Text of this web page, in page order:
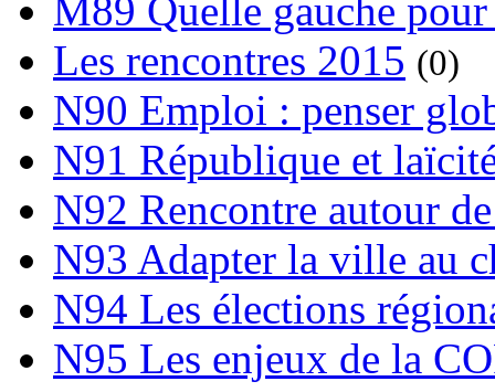
M89 Quelle gauche
Les rencontres 2015 (0)
N90 Emploi : penser
N91 République et
N92 Rencontre autour
N93 Adapter la ville au
N94 Les élections
N95 Les enjeux de la